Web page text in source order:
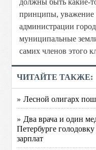
должны быть какие-
принципы, уважение
администрации
муниципальные
самих членов этого
ЧИТАЙТЕ ТАКЖЕ:
» Лесной олигарх
» Два врача и один
Петербурге
зарплат